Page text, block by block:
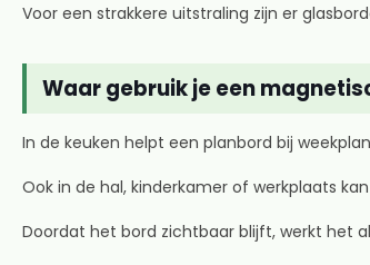
Voor een strakkere uitstraling zijn er
Waar gebruik je een
In de keuken helpt een planbord bij
Ook in de hal, kinderkamer of werkplaats
Doordat het bord zichtbaar blijft, werkt het